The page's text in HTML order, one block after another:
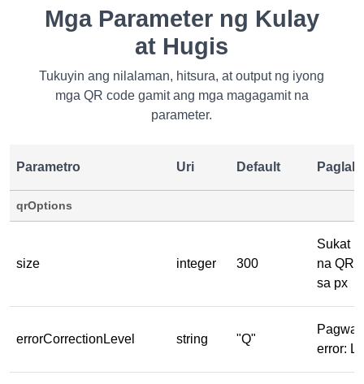
Mga Parameter ng Kulay
at Hugis
Tukuyin ang nilalaman, hitsura, at output ng iyong
mga QR code gamit ang mga magagamit na
parameter.
Parametro Uri Default
qrOptions
size integer 300
Sukat
na QR
sa px
errorCorrectionLevel string "Q"
error: L,